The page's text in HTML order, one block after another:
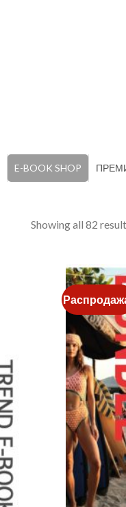
E-BOOK SHOP
Showing all 82